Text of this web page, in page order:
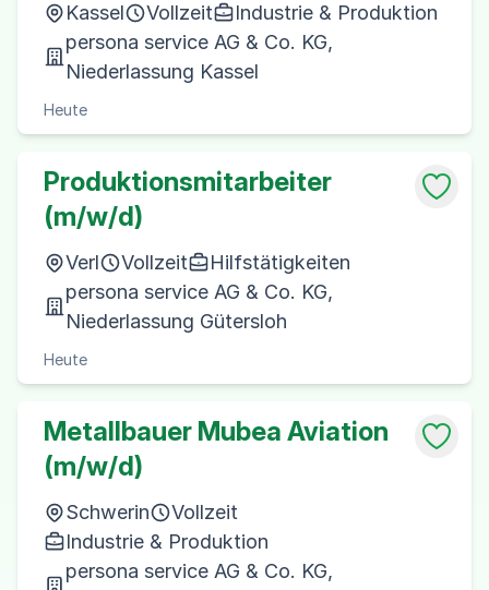
Kassel Vollzeit
Industrie & Produktion
persona service AG & Co. KG,
Niederlassung Kassel
Heute
Produktionsmitarbeiter
(m/w/d)
Verl Vollzeit
Hilfstätigkeiten
persona service AG & Co. KG,
Niederlassung Gütersloh
Heute
Metallbauer Mubea Aviation
(m/w/d)
Schwerin
Vollzeit
Industrie & Produktion
persona service AG & Co. KG,